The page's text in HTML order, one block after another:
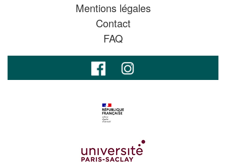
Mentions légales
Contact
FAQ